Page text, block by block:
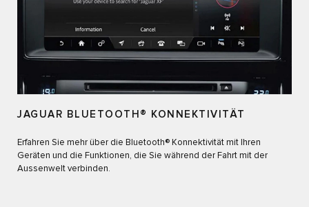
JAGUAR BLUETOOTH® KONNEKTIVITÄT
Erfahren Sie mehr über die Bluetooth® Konnektivität mit Ihren
Geräten und die Funktionen, die Sie während der Fahrt mit der
Aussenwelt verbinden.